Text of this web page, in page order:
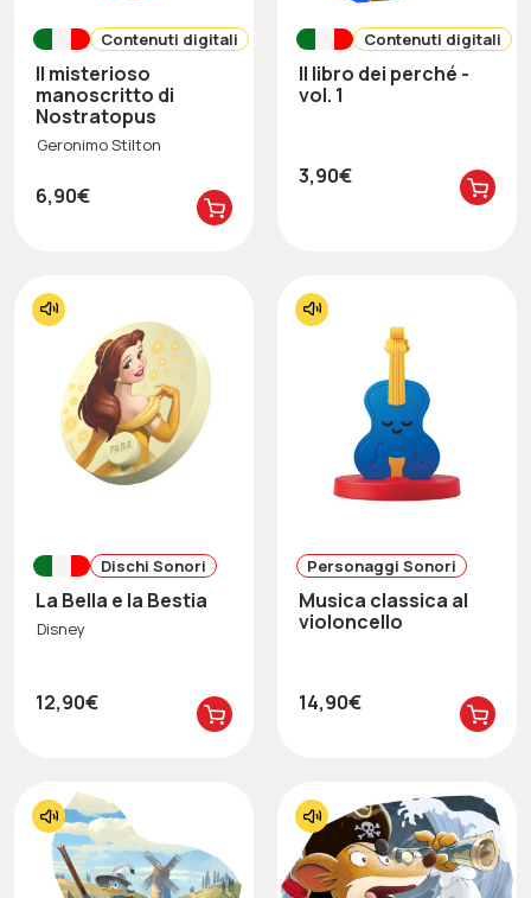
Contenuti digitali
Il misterioso
manoscritto di
Nostratopus
Geronimo Stilton
6,90€
Contenuti digitali
Il libro dei perché -
vol. 1
3,90€
Dischi Sonori
La Bella e la Bestia
Disney
12,90€
Personaggi Sonori
Musica classica al
violoncello
14,90€